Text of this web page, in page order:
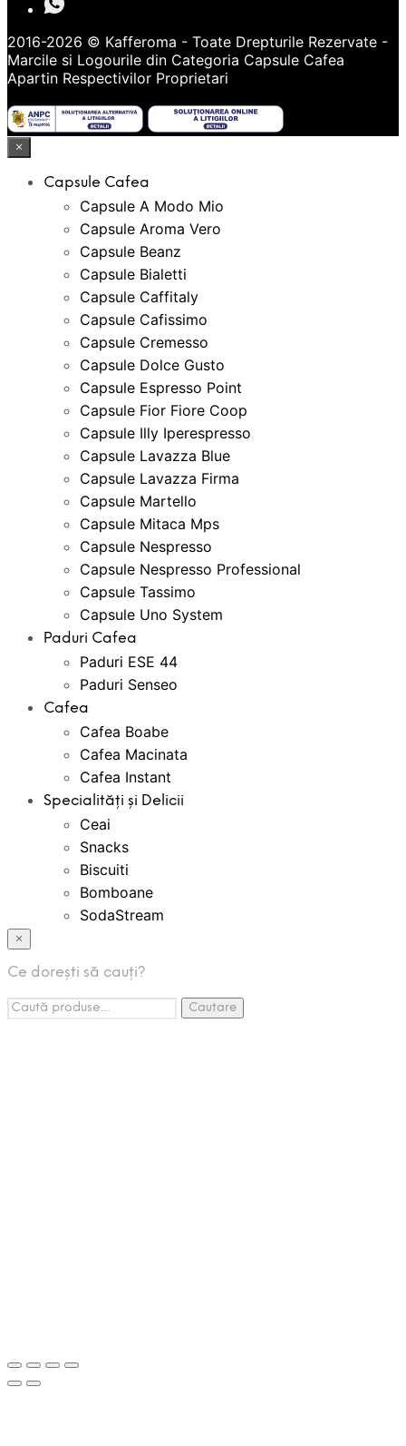
2016-2026 © Kafferoma - Toate Drepturile Rezervate -
Marcile si Logourile din Categoria Capsule Cafea
Apartin Respectivilor Proprietari
×
Capsule Cafea
Capsule A Modo Mio
Capsule Aroma Vero
Capsule Beanz
Capsule Bialetti
Capsule Caffitaly
Capsule Cafissimo
Capsule Cremesso
Capsule Dolce Gusto
Capsule Espresso Point
Capsule Fior Fiore Coop
Capsule Illy Iperespresso
Capsule Lavazza Blue
Capsule Lavazza Firma
Capsule Martello
Capsule Mitaca Mps
Capsule Nespresso
Capsule Nespresso Professional
Capsule Tassimo
Capsule Uno System
Paduri Cafea
Paduri ESE 44
Paduri Senseo
Cafea
Cafea Boabe
Cafea Macinata
Cafea Instant
Specialități și Delicii
Ceai
Snacks
Biscuiti
Bomboane
SodaStream
Espressoare Cafea
Accesorii
×
Ce dorești să cauți?
Caută: Cautare